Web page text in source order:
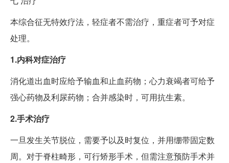
本综合征无特效疗法，轻症者不需治疗，重症者可予对症
处理。
1.内科对症治疗
消化道出血时应给予输血和止血药物；心力衰竭者可给予
强心药物及利尿药物；合并感染时，可用抗生素。
2.手术治疗
一旦发生关节脱位，需要予以及时复位，并用绷带固定数
周。对于脊柱畸形，可行矫形手术，但需注意预防手术并